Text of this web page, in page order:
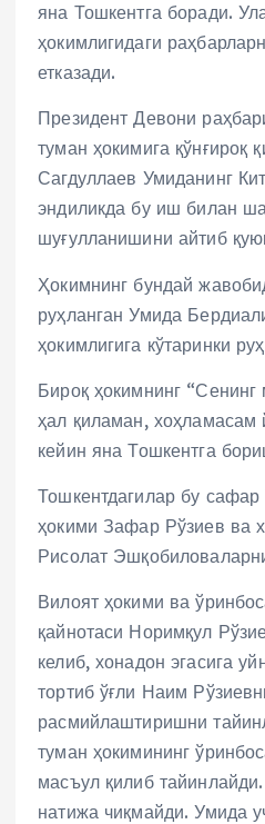
яна Тошкентга боради.
ҳокимлигидаги
етказади.
Президент Девони
туман ҳокимига қўнғироқ
Сагдуллаев Умиданинг
эндиликда бу иш билан
шуғулланишини айтиб
Ҳокимнинг бундай
руҳланган Умида
ҳокимлигига кўтаринки
Бироқ ҳокимнинг
ҳал қиламан, хоҳламасам
кейин яна Тошкентга
Тошкентдагилар бу
ҳокими Зафар Рўзиев ва
Рисолат
Вилоят ҳокими ва
қайнотаси Норимқул
келиб, хонадон эгасига
тортиб ўғли Наим
расмийлаштиришни
туман ҳокимининг
масъул қилиб
натижа чиқмайди. Умида